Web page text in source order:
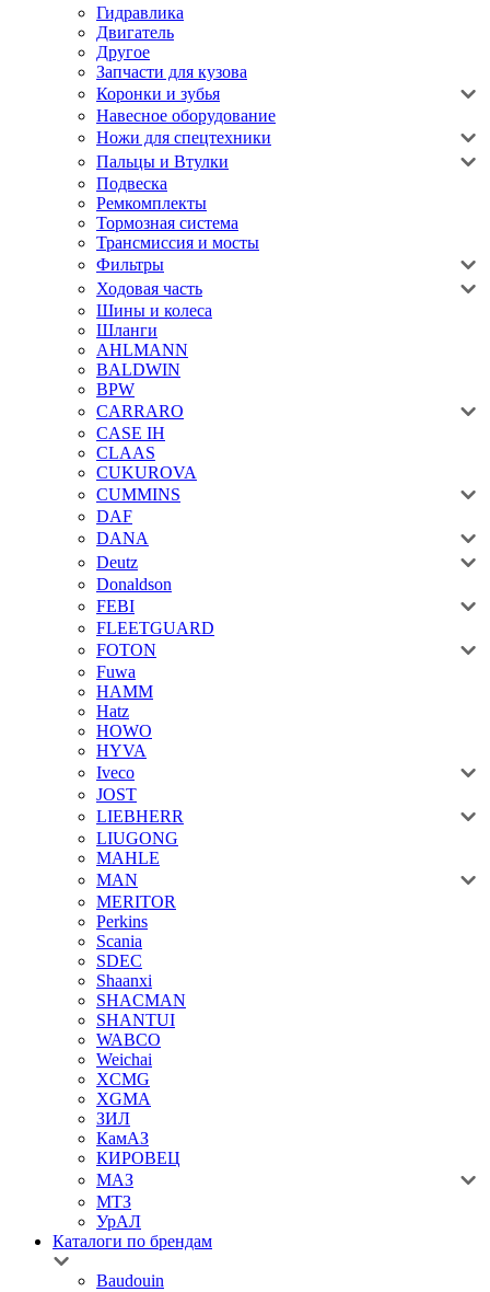
Гидравлика
Двигатель
Другое
Запчасти для кузова
Коронки и зубья
Навесное оборудование
Ножи для спецтехники
Пальцы и Втулки
Подвеска
Ремкомплекты
Тормозная система
Трансмиссия и мосты
Фильтры
Ходовая часть
Шины и колеса
Шланги
AHLMANN
BALDWIN
BPW
CARRARO
CASE IH
CLAAS
CUKUROVA
CUMMINS
DAF
DANA
Deutz
Donaldson
FEBI
FLEETGUARD
FOTON
Fuwa
HAMM
Hatz
HOWO
HYVA
Iveco
JOST
LIEBHERR
LIUGONG
MAHLE
MAN
MERITOR
Perkins
Scania
SDEC
Shaanxi
SHACMAN
SHANTUI
WABCO
Weichai
XCMG
XGMA
ЗИЛ
КамАЗ
КИРОВЕЦ
МАЗ
МТЗ
УрАЛ
Каталоги по брендам
Baudouin